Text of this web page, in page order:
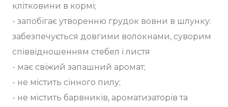
клітковини в кормі;
- запобігає утворенню грудок вовни в шлунку:
забезпечується довгими волокнами, суворим
співвідношенням стебел і листя
- має свіжий запашний аромат;
- не містить сінного пилу;
- не містить барвників, ароматизаторів та